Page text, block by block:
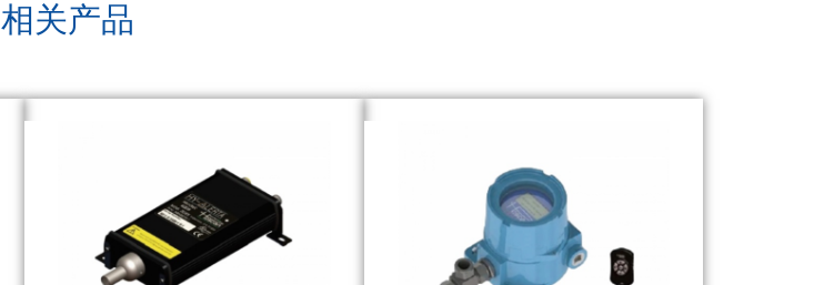
相关产品